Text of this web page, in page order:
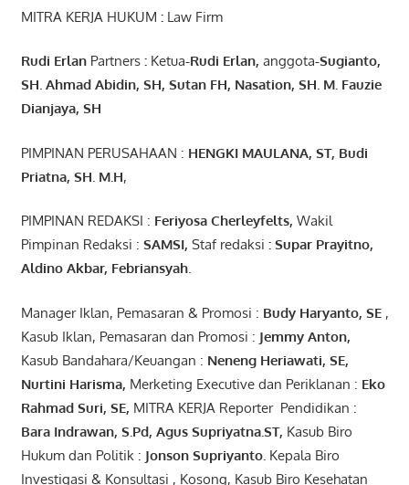
MITRA KERJA HUKUM : Law Firm
Rudi ErlanPartners : Ketua-Rudi Erlan, anggota-Sugianto,
SH. Ahmad Abidin, SH, SutanFH, Nasation, SH. M. Fauzie
Dianjaya, SH
PIMPINAN PERUSAHAAN : HENGKI MAULANA, ST, Budi
Priatna, SH. M.H,
PIMPINAN REDAKSI : Feriyosa Cherleyfelts, Wakil
Pimpinan Redaksi : SAMSI, Staf redaksi : Supar Prayitno,
Aldino Akbar, Febriansyah.
Manager Iklan, Pemasaran & Promosi : Budy Haryanto, SE,
Kasub Iklan, Pemasaran dan Promosi : Jemmy Anton,
Kasub Bandahara/Keuangan : Neneng Heriawati, SE,
Nurtini Harisma, Merketing Executive dan Periklanan : Eko
Rahmad Suri, SE, MITRA KERJA Reporter Pendidikan :
Bara Indrawan, S.Pd, Agus Supriyatna.ST, Kasub Biro
Hukum dan Politik : Jonson Supriyanto. Kepala Biro
Investigasi & Konsultasi , Kosong, Kasub Biro Kesehatan